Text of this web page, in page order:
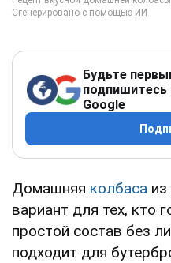
Будьте
подпишитесь
Google
Домашняя колбаса
вариант для тех, кто
простой состав без
подходит для